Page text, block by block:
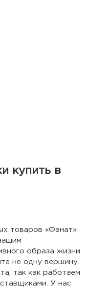
купить в
товаров «Фанат»
образа жизни.
не одну вершину.
так как работаем
У нас